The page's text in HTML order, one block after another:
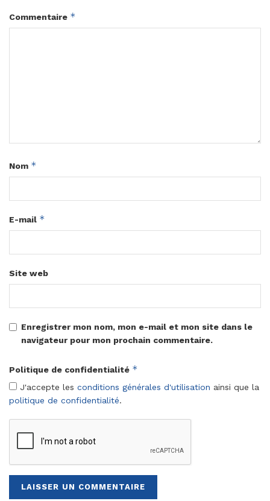
Commentaire *
Nom *
E-mail *
Site web
Enregistrer mon nom, mon e-mail et mon site dans le
navigateur pour mon prochain commentaire.
Politique de confidentialité *
J'accepte les conditions générales d'utilisation ainsi que la
politique de confidentialité.